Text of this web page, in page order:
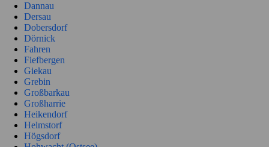
Dannau
Dersau
Dobersdorf
Dörnick
Fahren
Fiefbergen
Giekau
Grebin
Großbarkau
Großharrie
Heikendorf
Helmstorf
Högsdorf